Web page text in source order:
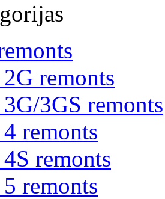
remonts
3GS remonts
remonts
remonts
remonts